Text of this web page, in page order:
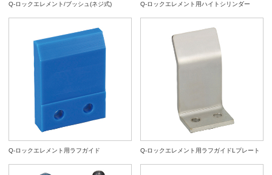
Q-ロックエレメント/ブッシュ(ネジ式) Q-ロックエレメント用ハイトシリンダー
Q-ロックエレメント用ラフガイド Q-ロックエレメント用ラフガイドLプレート